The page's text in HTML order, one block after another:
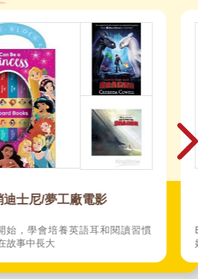
迪士尼/夢工廠電影
始，學會培養英語耳和閱讀習慣
故事中長大